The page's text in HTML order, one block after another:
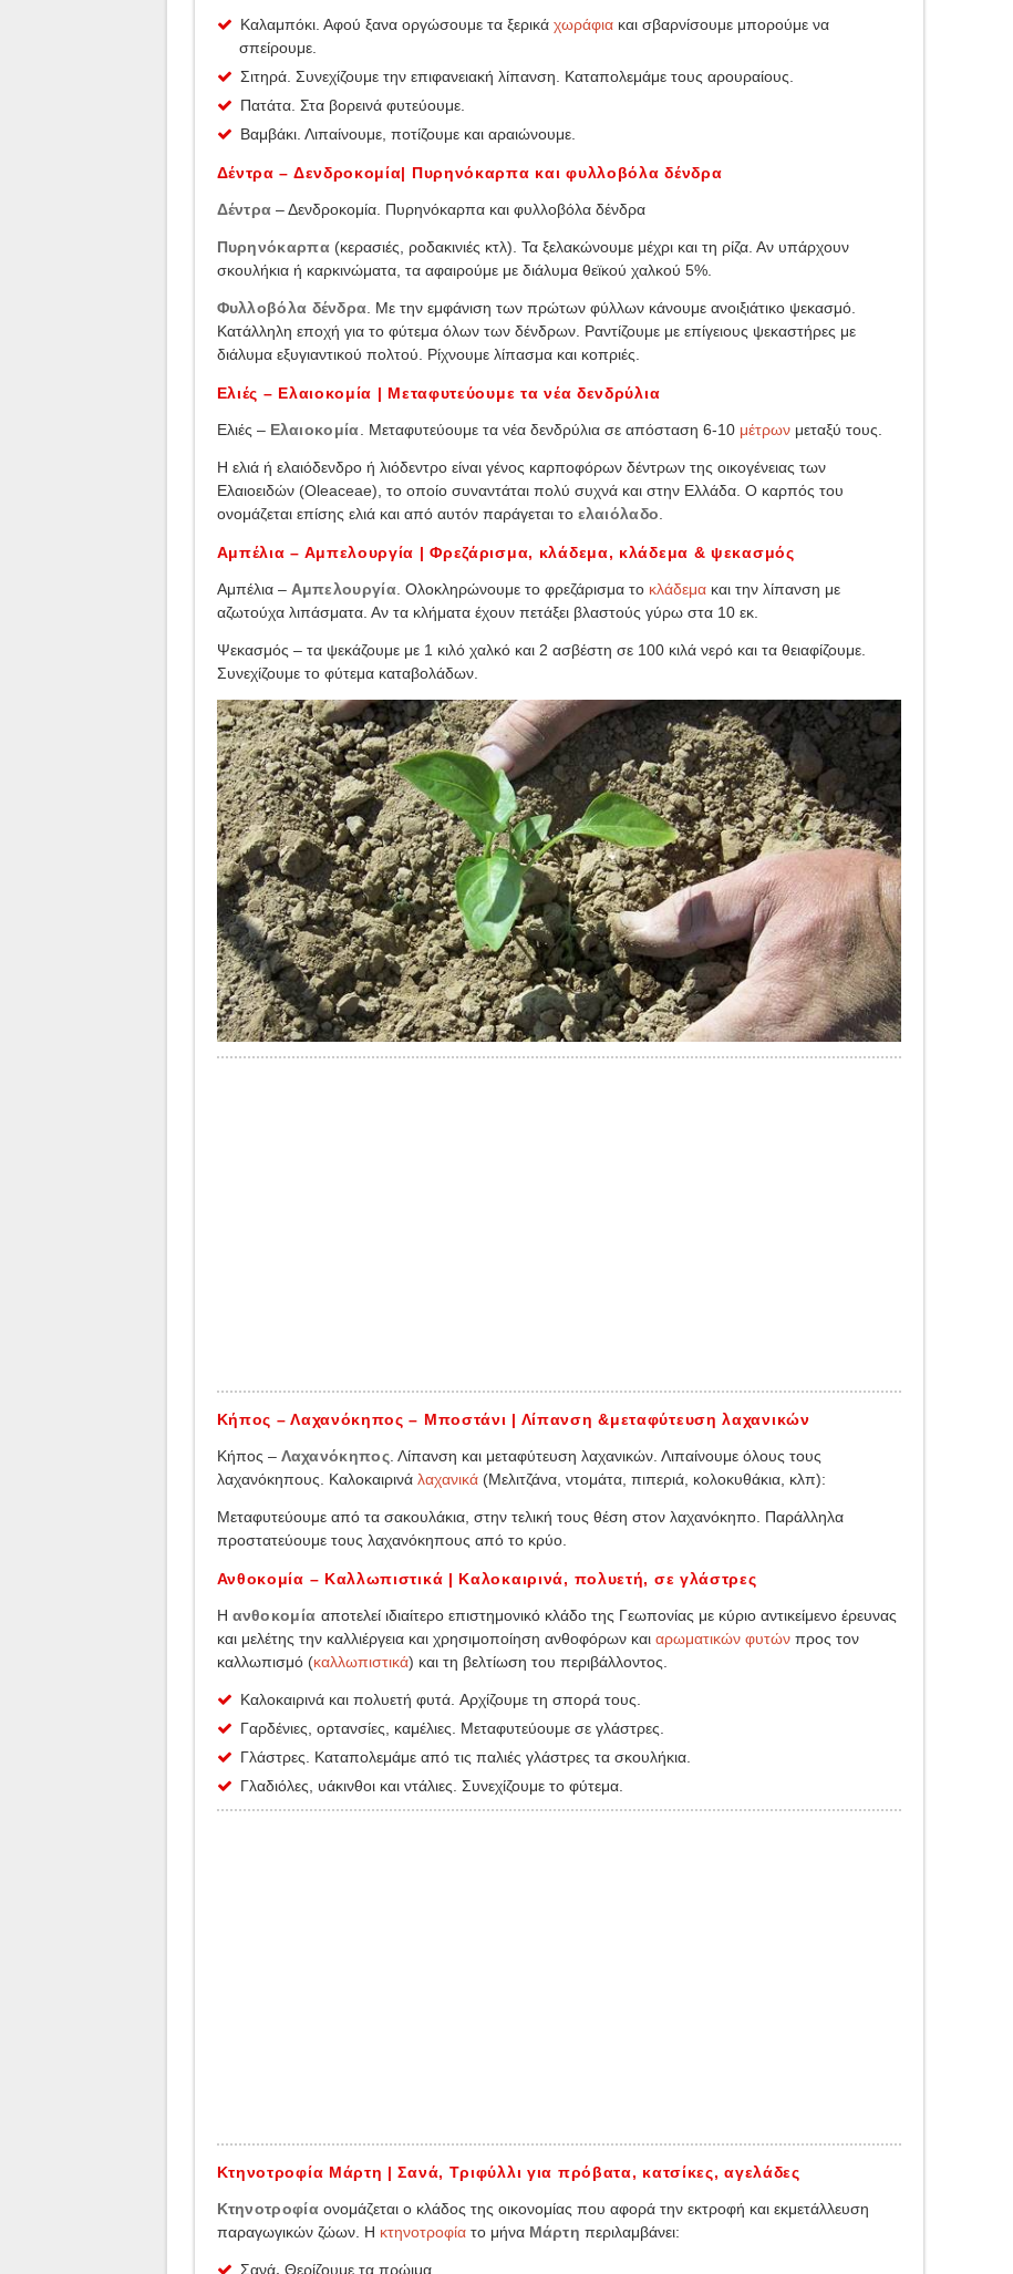
Καλαμπόκι. Αφού ξανα οργώσουμε τα ξερικά χωράφιακαι σβαρνίσουμε μπορούμε να
σπείρουμε.
Σιτηρά. Συνεχίζουμε την επιφανειακή λίπανση. Καταπολεμάμε τους αρουραίους.
Πατάτα. Στα βορεινά φυτεύουμε.
Βαμβάκι. Λιπαίνουμε, ποτίζουμε και αραιώνουμε.
Δέντρα – Δενδροκομία| Πυρηνόκαρπα και φυλλοβόλα δένδρα
Δέντρα – Δενδροκομία. Πυρηνόκαρπα και φυλλοβόλα δένδρα
Πυρηνόκαρπα(κερασιές, ροδακινιές κτλ). Τα ξελακώνουμε μέχρι και τη ρίζα. Αν υπάρχουν
σκουλήκια ή καρκινώματα, τα αφαιρούμε με διάλυμα θεϊκού χαλκού 5%.
Φυλλοβόλα δένδρα . Με την εμφάνιση των πρώτων φύλλων κάνουμε ανοιξιάτικο ψεκασμό.
Κατάλληλη εποχή για το φύτεμα όλων των δένδρων. Ραντίζουμε με επίγειους ψεκαστήρες με
διάλυμα εξυγιαντικού πολτού. Ρίχνουμε λίπασμα και κοπριές.
Ελιές – Ελαιοκομία | Μεταφυτεύουμε τα νέα δενδρύλια
Ελιές – Ελαιοκομία . Μεταφυτεύουμε τα νέα δενδρύλια σε απόσταση 6-10 μέτρωνμεταξύ τους.
Η ελιά ή ελαιόδενδρο ή λιόδεντρο είναι γένος καρποφόρων δέντρων της οικογένειας των
Ελαιοειδών (Oleaceae), το οποίο συναντάται πολύ συχνά και στην Ελλάδα. Ο καρπός του
ονομάζεται επίσης ελιά και από αυτόν παράγεται το ελαιόλαδο
Αμπέλια – Αμπελουργία | Φρεζάρισμα, κλάδεμα, κλάδεμα & ψεκασμός
Αμπέλια – Αμπελουργία. Ολοκληρώνουμε το φρεζάρισμα το κλάδεμακαι την λίπανση με
αζωτούχα λιπάσματα. Αν τα κλήματα έχουν πετάξει βλαστούς γύρω στα 10 εκ.
Ψεκασμός – τα ψεκάζουμε με 1 κιλό χαλκό και 2 ασβέστη σε 100 κιλά νερό και τα θειαφίζουμε.
Συνεχίζουμε το φύτεμα καταβολάδων.
Κήπος – Λαχανόκηπος – Μποστάνι | Λίπανση &μεταφύτευση λαχανικών
Κήπος – Λαχανόκηπος. Λίπανση και μεταφύτευση λαχανικών. Λιπαίνουμε όλους τους
λαχανόκηπους. Καλοκαιρινά λαχανικά(Μελιτζάνα, ντομάτα, πιπεριά, κολοκυθάκια, κλπ):
Μεταφυτεύουμε από τα σακουλάκια, στην τελική τους θέση στον λαχανόκηπο. Παράλληλα
προστατεύουμε τους λαχανόκηπους από το κρύο.
Ανθοκομία – Καλλωπιστικά | Καλοκαιρινά, πολυετή, σε γλάστρες
H ανθοκομία αποτελεί ιδιαίτερο επιστημονικό κλάδο της Γεωπονίας με κύριο αντικείμενο έρευνας
και μελέτης την καλλιέργεια και χρησιμοποίηση ανθοφόρων και αρωματικών φυτώνπρος τον
καλλωπισμό (καλλωπιστικά) και τη βελτίωση του περιβάλλοντος.
Καλοκαιρινά και πολυετή φυτά. Αρχίζουμε τη σπορά τους.
Γαρδένιες, ορτανσίες, καμέλιες. Μεταφυτεύουμε σε γλάστρες.
Γλάστρες. Καταπολεμάμε από τις παλιές γλάστρες τα σκουλήκια.
Γλαδιόλες, υάκινθοι και ντάλιες. Συνεχίζουμε το φύτεμα.
Κτηνοτροφία Μάρτη | Σανά, Τριφύλλι για πρόβατα, κατσίκες, αγελάδες
Κτηνοτροφίαονομάζεται ο κλάδος της οικονομίας που αφορά την εκτροφή και εκμετάλλευση
παραγωγικών ζώων. Η κτηνοτροφίατο μήνα Μάρτη περιλαμβάνει:
Σανά.Θερίζουμε τα πρώιμα.